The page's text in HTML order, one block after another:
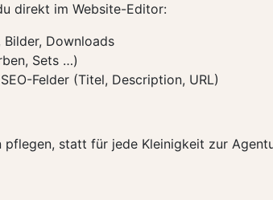
direkt im Website-Editor:
Downloads
Sets …)
Felder (Titel, Description, URL)
pflegen, statt für jede Kleinigkeit zur